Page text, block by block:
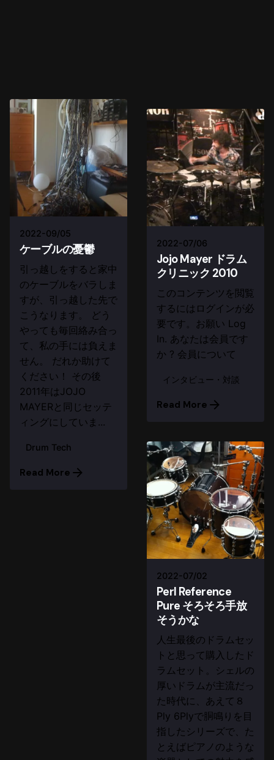
2022-09/05
ケーブルの憂鬱
引っ越しをすると家中
のケーブルをバラしま
すが、引っ越した先で
こうなります。 どう
やっても毎回絡み合っ
て、私の手には負えま
せん。 だれか助けて
ください！ その後
2011年はJOJO
MAYERと同じセッテ
ィングにしていま...
Drum Tech
Read More
2022-07/06
Jojo Mayer ドラム
クリニック 2010
このコンテンツを閲覧
するにはログインが必
要です。お願い Log
In. あなたは会員です
か ? 会員について
インタビュー・対談
Read More
2022-07/02
Perl Reference
Pure そろそろ手放
そうかな
人生最後のドラムセッ
トと思って購入したド
ラムセット。シェルの
厚いドラムが主流だっ
た時代に、あえて８
Ply 6Plyで胴鳴りを目
指したシリーズで、た
とえばピアノのような